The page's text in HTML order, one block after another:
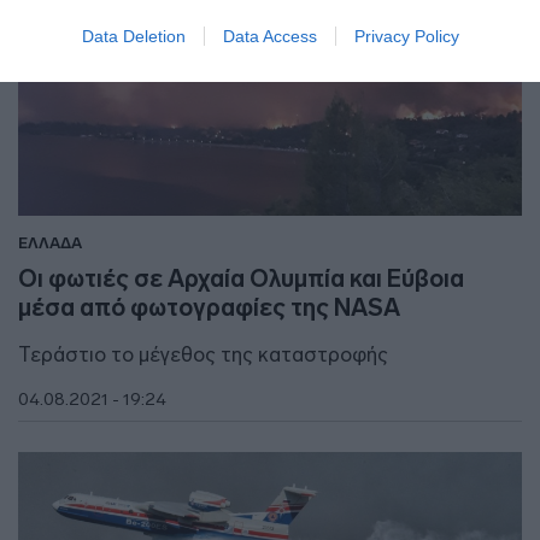
Data Deletion Data Access Privacy Policy
ΕΛΛΑΔΑ
Οι φωτιές σε Αρχαία Ολυμπία και Εύβοια
μέσα από φωτογραφίες της NASA
Τεράστιο το μέγεθος της καταστροφής
04.08.2021 - 19:24